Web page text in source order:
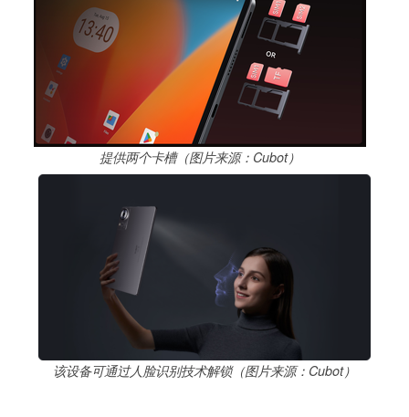
提供两个卡槽（图片来源：Cubot）
该设备可通过人脸识别技术解锁（图片来源：Cubot）